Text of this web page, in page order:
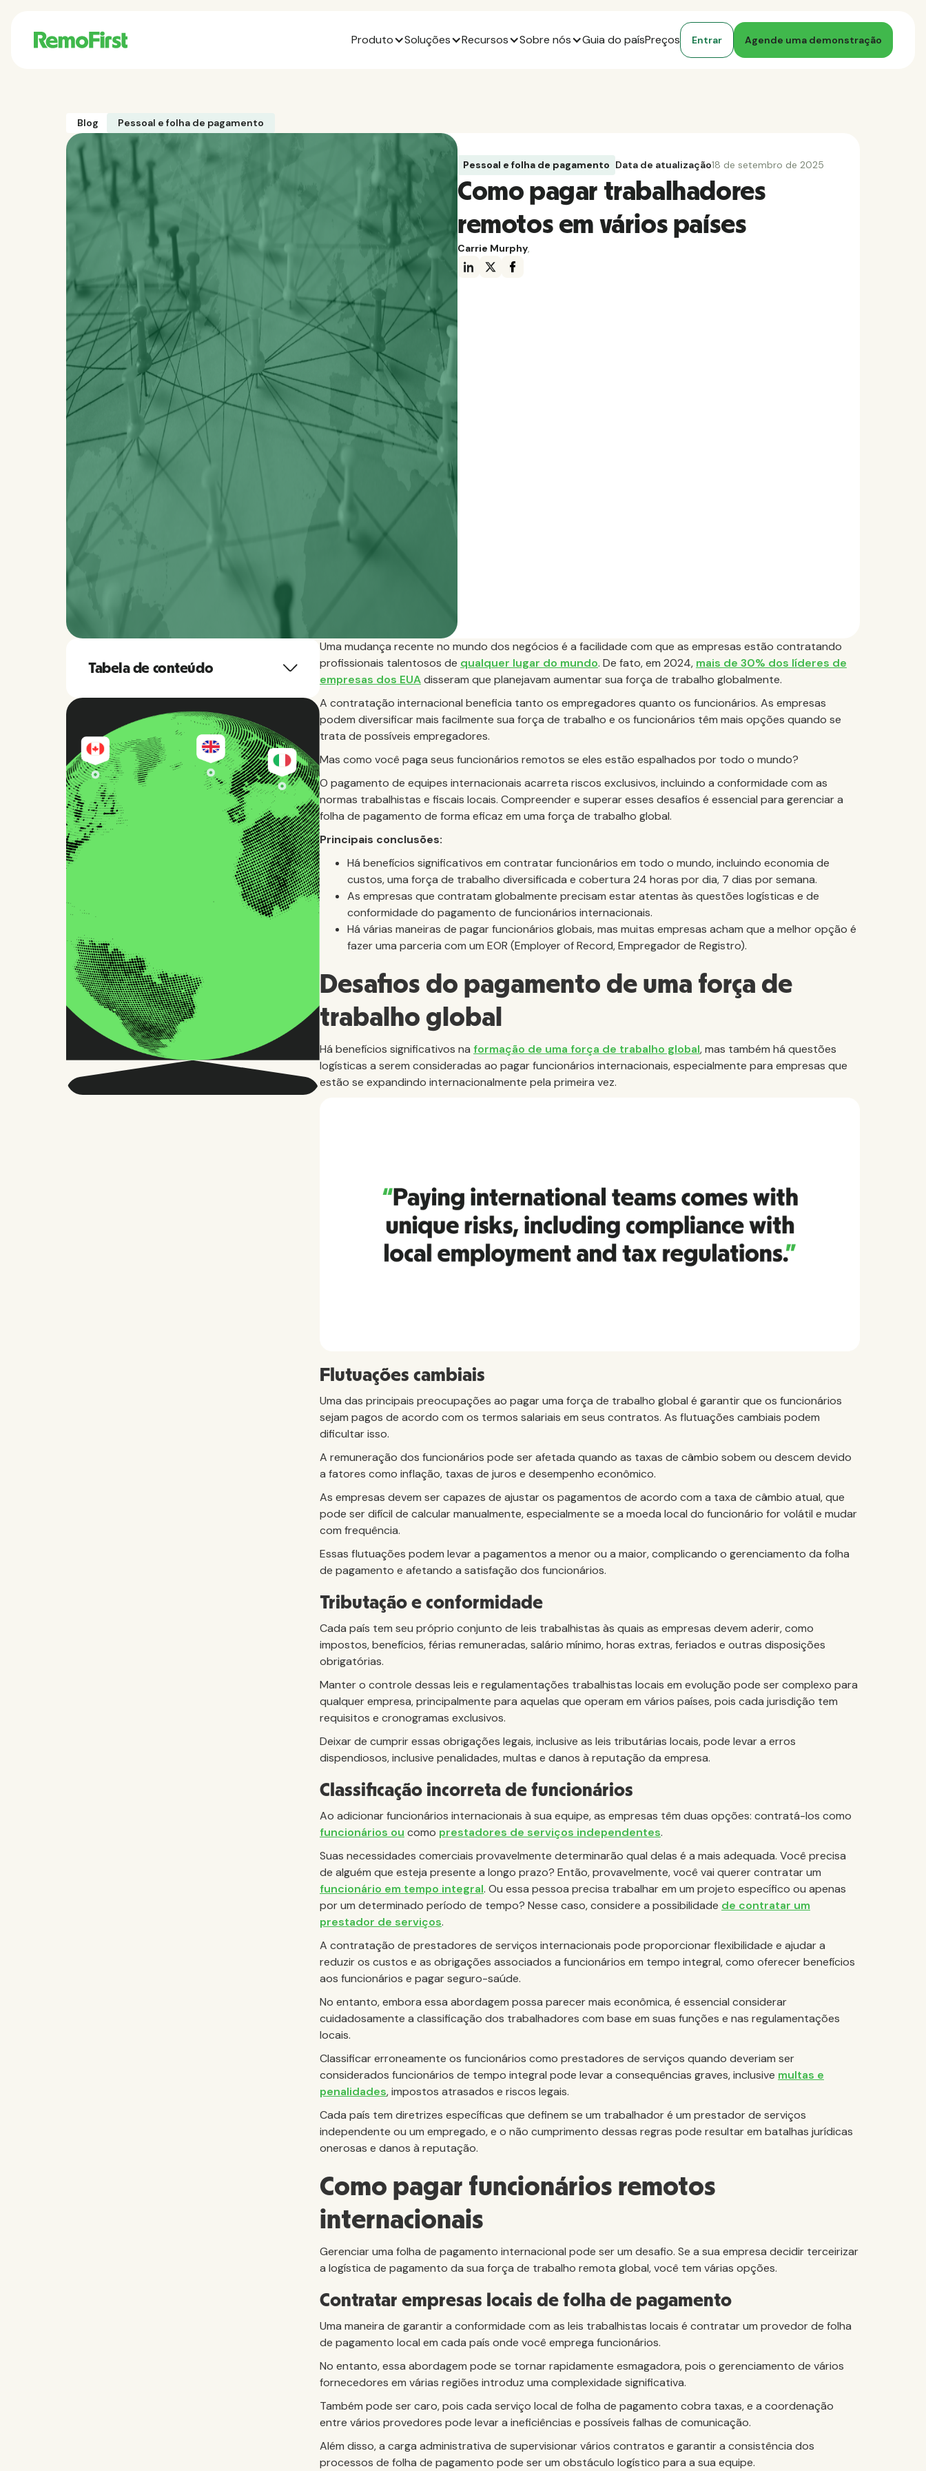
Produto Soluções Recursos Sobre nós Guia do paísPreços Entrar Agende uma demonstração
Blog Pessoal e folha de pagamento
Pessoal e folha de pagamento Data de atualização18 de setembro de 2025
Como pagar trabalhadores
remotos em vários países
Carrie Murphy,
Tabela de conteúdo
Uma mudança recente no mundo dos negócios é a facilidade com que as empresas estão contratando
profissionais talentosos de qualquer lugar do mundo. De fato, em 2024, mais de 30% dos líderes de
empresas dos EUAdisseram que planejavam aumentar sua força de trabalho globalmente.
A contratação internacional beneficia tanto os empregadores quanto os funcionários. As empresas
podem diversificar mais facilmente sua força de trabalho e os funcionários têm mais opções quando se
trata de possíveis empregadores.
Mas como você paga seus funcionários remotos se eles estão espalhados por todo o mundo?
O pagamento de equipes internacionais acarreta riscos exclusivos, incluindo a conformidade com as
normas trabalhistas e fiscais locais. Compreender e superar esses desafios é essencial para gerenciar a
folha de pagamento de forma eficaz em uma força de trabalho global.
Principais conclusões:
Há benefícios significativos em contratar funcionários em todo o mundo, incluindo economia de
custos, uma força de trabalho diversificada e cobertura 24 horas por dia, 7 dias por semana.
As empresas que contratam globalmente precisam estar atentas às questões logísticas e de
conformidade do pagamento de funcionários internacionais.
Há várias maneiras de pagar funcionários globais, mas muitas empresas acham que a melhor opção é
fazer uma parceria com um EOR (Employer of Record, Empregador de Registro).
Desafios do pagamento de uma força de
trabalho global
Há benefícios significativos na formação de uma força de trabalho global, mas também há questões
logísticas a serem consideradas ao pagar funcionários internacionais, especialmente para empresas que
estão se expandindo internacionalmente pela primeira vez.
Flutuações cambiais
Uma das principais preocupações ao pagar uma força de trabalho global é garantir que os funcionários
sejam pagos de acordo com os termos salariais em seus contratos. As flutuações cambiais podem
dificultar isso.
A remuneração dos funcionários pode ser afetada quando as taxas de câmbio sobem ou descem devido
a fatores como inflação, taxas de juros e desempenho econômico.
As empresas devem ser capazes de ajustar os pagamentos de acordo com a taxa de câmbio atual, que
pode ser difícil de calcular manualmente, especialmente se a moeda local do funcionário for volátil e mudar
com frequência.
Essas flutuações podem levar a pagamentos a menor ou a maior, complicando o gerenciamento da folha
de pagamento e afetando a satisfação dos funcionários.
Tributação e conformidade
Cada país tem seu próprio conjunto de leis trabalhistas às quais as empresas devem aderir, como
impostos, benefícios, férias remuneradas, salário mínimo, horas extras, feriados e outras disposições
obrigatórias.
Manter o controle dessas leis e regulamentações trabalhistas locais em evolução pode ser complexo para
qualquer empresa, principalmente para aquelas que operam em vários países, pois cada jurisdição tem
requisitos e cronogramas exclusivos.
Deixar de cumprir essas obrigações legais, inclusive as leis tributárias locais, pode levar a erros
dispendiosos, inclusive penalidades, multas e danos à reputação da empresa.
Classificação incorreta de funcionários
Ao adicionar funcionários internacionais à sua equipe, as empresas têm duas opções: contratá-los como
funcionários ou como prestadores de serviços independentes.
Suas necessidades comerciais provavelmente determinarão qual delas é a mais adequada. Você precisa
de alguém que esteja presente a longo prazo? Então, provavelmente, você vai querer contratar um
funcionário em tempo integral. Ou essa pessoa precisa trabalhar em um projeto específico ou apenas
por um determinado período de tempo? Nesse caso, considere a possibilidade de contratar um
prestador de serviços.
A contratação de prestadores de serviços internacionais pode proporcionar flexibilidade e ajudar a
reduzir os custos e as obrigações associados a funcionários em tempo integral, como oferecer benefícios
aos funcionários e pagar seguro-saúde.
No entanto, embora essa abordagem possa parecer mais econômica, é essencial considerar
cuidadosamente a classificação dos trabalhadores com base em suas funções e nas regulamentações
locais.
Classificar erroneamente os funcionários como prestadores de serviços quando deveriam ser
considerados funcionários de tempo integral pode levar a consequências graves, inclusive multas e
penalidades, impostos atrasados e riscos legais.
Cada país tem diretrizes específicas que definem se um trabalhador é um prestador de serviços
independente ou um empregado, e o não cumprimento dessas regras pode resultar em batalhas jurídicas
onerosas e danos à reputação.
Como pagar funcionários remotos
internacionais
Gerenciar uma folha de pagamento internacional pode ser um desafio. Se a sua empresa decidir terceirizar
a logística de pagamento da sua força de trabalho remota global, você tem várias opções.
Contratar empresas locais de folha de pagamento
Uma maneira de garantir a conformidade com as leis trabalhistas locais é contratar um provedor de folha
de pagamento local em cada país onde você emprega funcionários.
No entanto, essa abordagem pode se tornar rapidamente esmagadora, pois o gerenciamento de vários
fornecedores em várias regiões introduz uma complexidade significativa.
Também pode ser caro, pois cada serviço local de folha de pagamento cobra taxas, e a coordenação
entre vários provedores pode levar a ineficiências e possíveis falhas de comunicação.
Além disso, a carga administrativa de supervisionar vários contratos e garantir a consistência dos
processos de folha de pagamento pode ser um obstáculo logístico para a sua equipe.